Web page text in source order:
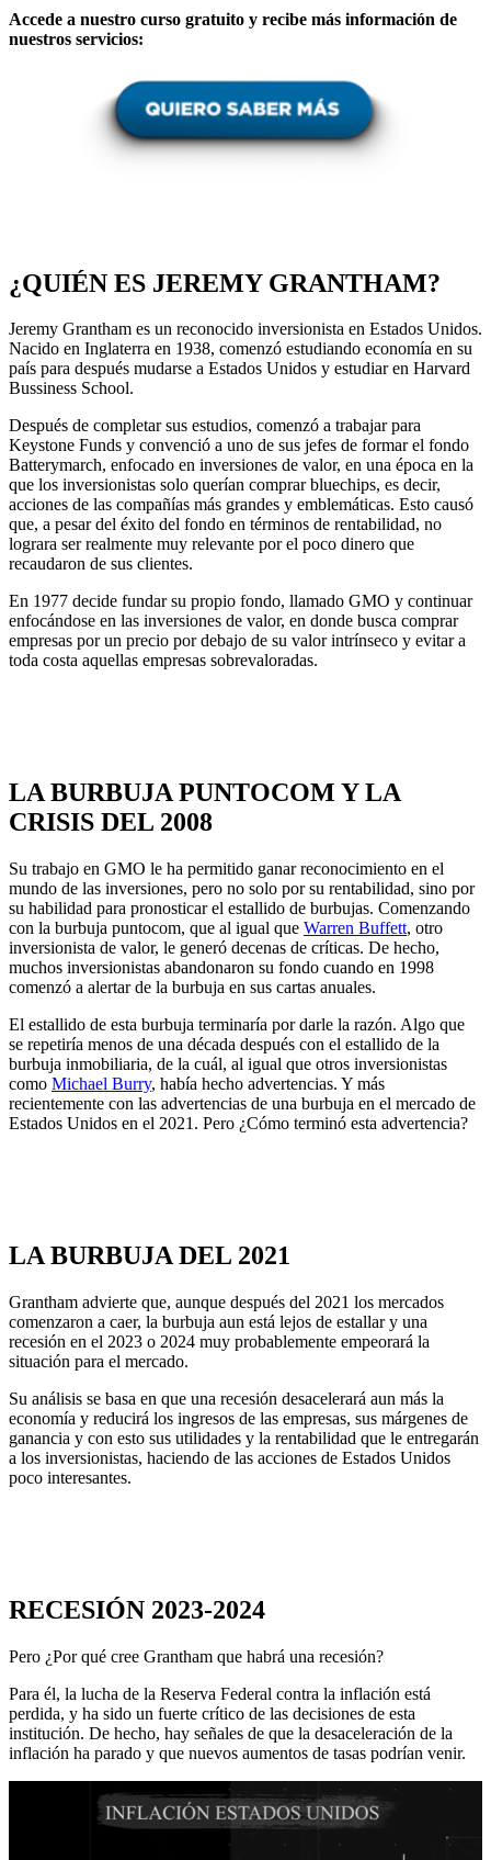
Accede a nuestro curso gratuito y recibe más información de
nuestros servicios:
¿QUIÉN ES JEREMY GRANTHAM?
Jeremy Grantham es un reconocido inversionista en Estados Unidos.
Nacido en Inglaterra en 1938, comenzó estudiando economía en su
país para después mudarse a Estados Unidos y estudiar en Harvard
Bussiness School.
Después de completar sus estudios, comenzó a trabajar para
Keystone Funds y convenció a uno de sus jefes de formar el fondo
Batterymarch, enfocado en inversiones de valor, en una época en la
que los inversionistas solo querían comprar bluechips, es decir,
acciones de las compañías más grandes y emblemáticas. Esto causó
que, a pesar del éxito del fondo en términos de rentabilidad, no
lograra ser realmente muy relevante por el poco dinero que
recaudaron de sus clientes.
En 1977 decide fundar su propio fondo, llamado GMO y continuar
enfocándose en las inversiones de valor, en donde busca comprar
empresas por un precio por debajo de su valor intrínseco y evitar a
toda costa aquellas empresas sobrevaloradas.
LA BURBUJA PUNTOCOM Y LA
CRISIS DEL 2008
Su trabajo en GMO le ha permitido ganar reconocimiento en el
mundo de las inversiones, pero no solo por su rentabilidad, sino por
su habilidad para pronosticar el estallido de burbujas. Comenzando
con la burbuja puntocom, que al igual que Warren Buffett, otro
inversionista de valor, le generó decenas de críticas. De hecho,
muchos inversionistas abandonaron su fondo cuando en 1998
comenzó a alertar de la burbuja en sus cartas anuales.
El estallido de esta burbuja terminaría por darle la razón. Algo que
se repetiría menos de una década después con el estallido de la
burbuja inmobiliaria, de la cuál, al igual que otros inversionistas
como Michael Burry, había hecho advertencias. Y más
recientemente con las advertencias de una burbuja en el mercado de
Estados Unidos en el 2021. Pero ¿Cómo terminó esta advertencia?
LA BURBUJA DEL 2021
Grantham advierte que, aunque después del 2021 los mercados
comenzaron a caer, la burbuja aun está lejos de estallar y una
recesión en el 2023 o 2024 muy probablemente empeorará la
situación para el mercado.
Su análisis se basa en que una recesión desacelerará aun más la
economía y reducirá los ingresos de las empresas, sus márgenes de
ganancia y con esto sus utilidades y la rentabilidad que le entregarán
a los inversionistas, haciendo de las acciones de Estados Unidos
poco interesantes.
RECESIÓN 2023-2024
Pero ¿Por qué cree Grantham que habrá una recesión?
Para él, la lucha de la Reserva Federal contra la inflación está
perdida, y ha sido un fuerte crítico de las decisiones de esta
institución. De hecho, hay señales de que la desaceleración de la
inflación ha parado y que nuevos aumentos de tasas podrían venir.